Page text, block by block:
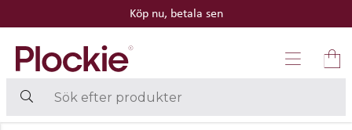
Köp nu, betala sen